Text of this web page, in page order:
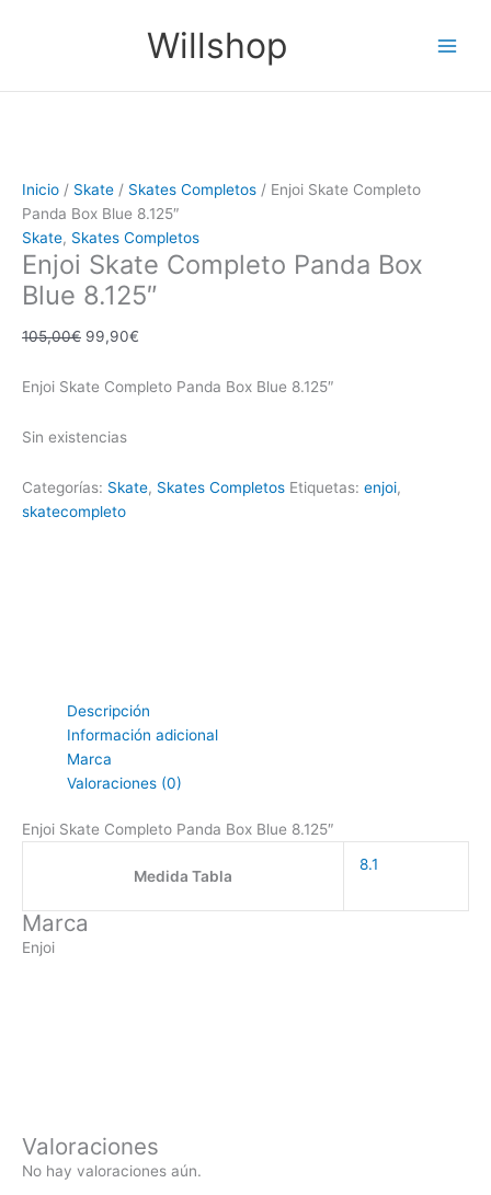
Willshop
Inicio / Skate / Skates Completos / Enjoi Skate Completo
Panda Box Blue 8.125″
Skate, Skates Completos
Enjoi Skate Completo Panda Box
Blue 8.125″
105,00€ 99,90€
precio
actual
Enjoi Skate Completo Panda Box Blue 8.125″
Sin existencias
Categorías: Skate, Skates Completos Etiquetas: enjoi,
skatecompleto
Descripción
Información adicional
Marca
Valoraciones (0)
Enjoi Skate Completo Panda Box Blue 8.125″
Medida Tabla
8.1
Marca
Enjoi
Valoraciones
No hay valoraciones aún.